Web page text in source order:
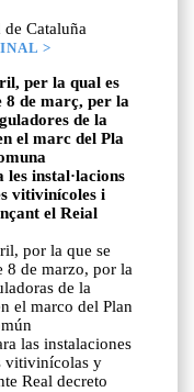
Cataluña
>
per la qual es
de març, per la
de la
el marc del Pla
les instal·lacions
vitivinícoles i
el Reial
por la que se
8 de marzo, por la
de la
el marco del Plan
las instalaciones
vitivinícolas y
Real decreto